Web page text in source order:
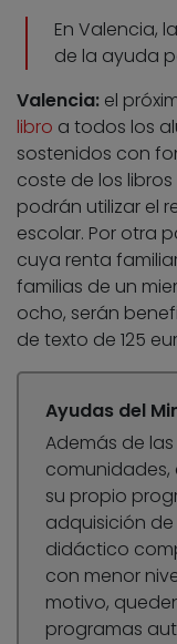
En Valencia,
de la ayuda
Valencia: el
libro a todos los
sostenidos con
coste de los
podrán utilizar el
escolar. Por otra
cuya renta familiar
familias de un
ocho, serán
de texto de 125
Ayudas del
Además de
su propio
adquisición
didáctico
con menor
motivo,
programas